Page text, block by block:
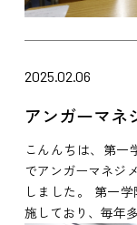
2025.02.06
アンガーマネ
こんんちは、第一
でアンガーマネジ
しました。 第一
施しており、毎年